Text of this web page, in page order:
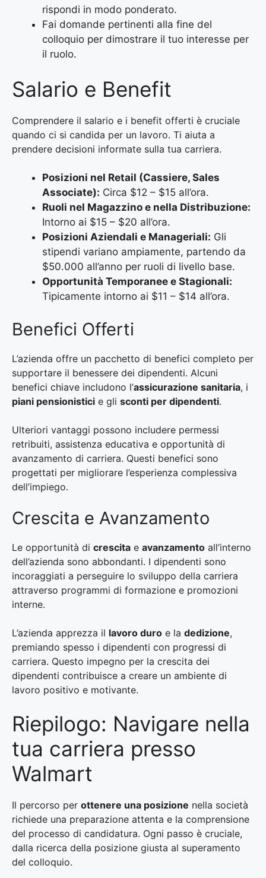
rispondi in modo ponderato.
Fai domande pertinenti alla fine del
colloquio per dimostrare il tuo interesse per
il ruolo.
Salario e Benefit
Comprendere il salario e i benefit offerti è cruciale
quando ci si candida per un lavoro. Ti aiuta a
prendere decisioni informate sulla tua carriera.
Posizioni nel Retail (Cassiere, Sales
Associate): Circa $12 – $15 all’ora.
Ruoli nel Magazzino e nella Distribuzione:
Intorno ai $15 – $20 all’ora.
Posizioni Aziendali e Manageriali: Gli
stipendi variano ampiamente, partendo da
$50.000 all’anno per ruoli di livello base.
Opportunità Temporanee e Stagionali:
Tipicamente intorno ai $11 – $14 all’ora.
Benefici Offerti
L’azienda offre un pacchetto di benefici completo per
supportare il benessere dei dipendenti. Alcuni
benefici chiave includono l’assicurazione sanitaria, i
piani pensionistici e gli sconti per dipendenti.
Ulteriori vantaggi possono includere permessi
retribuiti, assistenza educativa e opportunità di
avanzamento di carriera. Questi benefici sono
progettati per migliorare l’esperienza complessiva
dell’impiego.
Crescita e Avanzamento
Le opportunità di crescita e avanzamento all’interno
dell’azienda sono abbondanti. I dipendenti sono
incoraggiati a perseguire lo sviluppo della carriera
attraverso programmi di formazione e promozioni
interne.
L’azienda apprezza il lavoro duro e la dedizione,
premiando spesso i dipendenti con progressi di
carriera. Questo impegno per la crescita dei
dipendenti contribuisce a creare un ambiente di
lavoro positivo e motivante.
Riepilogo: Navigare nella
tua carriera presso
Walmart
Il percorso per ottenere una posizione nella società
richiede una preparazione attenta e la comprensione
del processo di candidatura. Ogni passo è cruciale,
dalla ricerca della posizione giusta al superamento
del colloquio.